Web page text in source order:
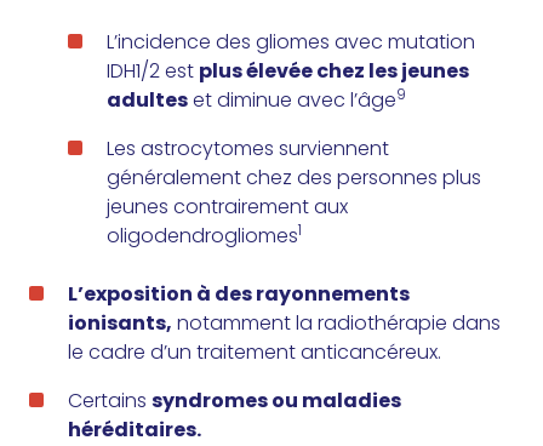
L’incidence des gliomes avec mutation
IDH1/2 est plus élevée chez les jeunes
adulteset diminue avec l’âge9
Les astrocytomes surviennent
généralement chez des personnes plus
jeunes contrairement aux
oligodendrogliomes1
L’exposition à des rayonnements
ionisants, notamment la radiothérapie dans
le cadre d’un traitement anticancéreux.
Certains syndromes ou maladies
héréditaires.